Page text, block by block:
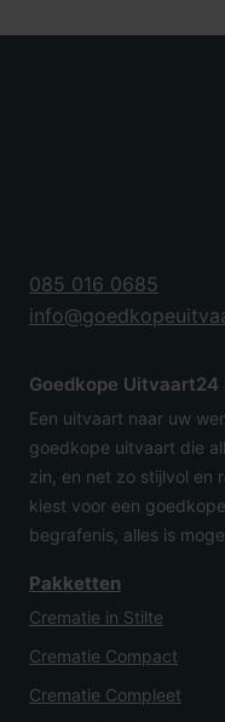
085 016 0685
Goedkope Uitvaart24
Een uitvaart naar uw
goedkope uitvaart die
zin, en net zo stijlvol en
kiest voor een
begrafenis, alles is
Pakketten
Crematie in Stilte
Crematie Compact
Crematie Compleet